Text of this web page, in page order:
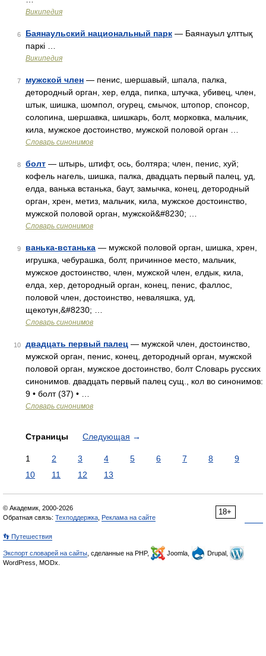
Википедия
6 Баянаульский национальный парк — Баянауыл ұлттық
паркі …
Википедия
7 мужской член — пенис, шершавый, шпала, палка,
детородный орган, хер, елда, пипка, штучка, убивец, член,
штык, шишка, шомпол, огурец, смычок, штопор, спонсор,
солопина, шершавка, шишкарь, болт, морковка, мальчик,
кила, мужское достоинство, мужской половой орган …
Словарь синонимов
8 болт — штырь, штифт, ось, болтяра; член, пенис, хуй;
кофель нагель, шишка, палка, двадцать первый палец, уд,
елда, ванька встанька, баут, замычка, конец, детородный
орган, хрен, метиз, мальчик, кила, мужское достоинство,
мужской половой орган, мужской&#8230; …
Словарь синонимов
9 ванька-встанька — мужской половой орган, шишка, хрен,
игрушка, чебурашка, болт, причинное место, мальчик,
мужское достоинство, член, мужской член, елдык, кила,
елда, хер, детородный орган, конец, пенис, фаллос,
половой член, достоинство, неваляшка, уд,
щекотун,&#8230; …
Словарь синонимов
10 двадцать первый палец — мужской член, достоинство,
мужской орган, пенис, конец, детородный орган, мужской
половой орган, мужское достоинство, болт Словарь русских
синонимов. двадцать первый палец сущ., кол во синонимов:
9 • болт (37) • …
Словарь синонимов
Страницы Следующая →
1 2 3 4 5 6 7 8
9
10
11 12 13
18+
© Академик, 2000-2026
Обратная связь: Техподдержка Реклама на сайте
👣 Путешествия
Экспорт словарей на сайты , сделанные на PHP, Joomla,
Drupal,
WordPress, MODx.